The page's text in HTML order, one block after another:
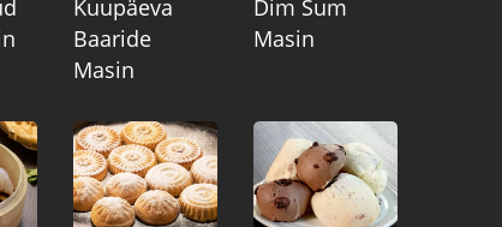
Kuupäeva
Baaride
Masin
Dim Sum
Masin